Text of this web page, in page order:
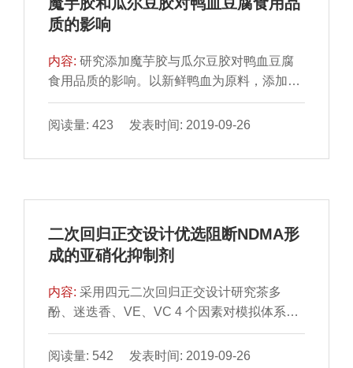
min、平底锅中小火煎制5 min及沸水中煮制10
min的烹调 方法对鸡蛋和鸡肉阳性样本进行烹
质的影响
内容:研究添加魔芋胶与瓜尔豆胶对鸭血豆腐
食用品质的影响。以新鲜鸭血为原料，添加魔
芋胶和瓜尔豆胶为 稳定剂，凝血10 min，90
℃加热40 min制成鸭血豆腐。测定鸭血豆腐的
指标，并进行感官评定。结果表明：单独添加
失、蒸煮损失和析 水率，同时改善产品的质
配，在生产鸭血豆腐时添加量为4.0 g/L时， 其
效果达到最佳，能够显著改善鸭血豆腐的亮度
等
阅读量: 423 发表时间: 2019-09-26
二次回归正交设计优选阻断NDMA形
成的亚硝化抑制剂
内容:采用四元二次回归正交设计研究茶多
酚、迷迭香、VE、VC 4 个因素对模拟体系中
N-二甲基亚硝胺 （N-nitrosodimethylamine，
NDMA）抑制率的影响，最终得出4 个因素的
阅读量: 542 发表时间: 2019-09-26